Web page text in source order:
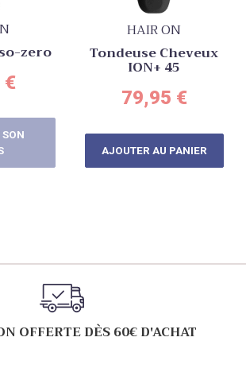
zero
€
HAIR ON
Tondeuse Cheveux
ION+ 45
79,95 €
AJOUTER AU PANIER
OFFERTE DÈS 60€ D'ACHAT